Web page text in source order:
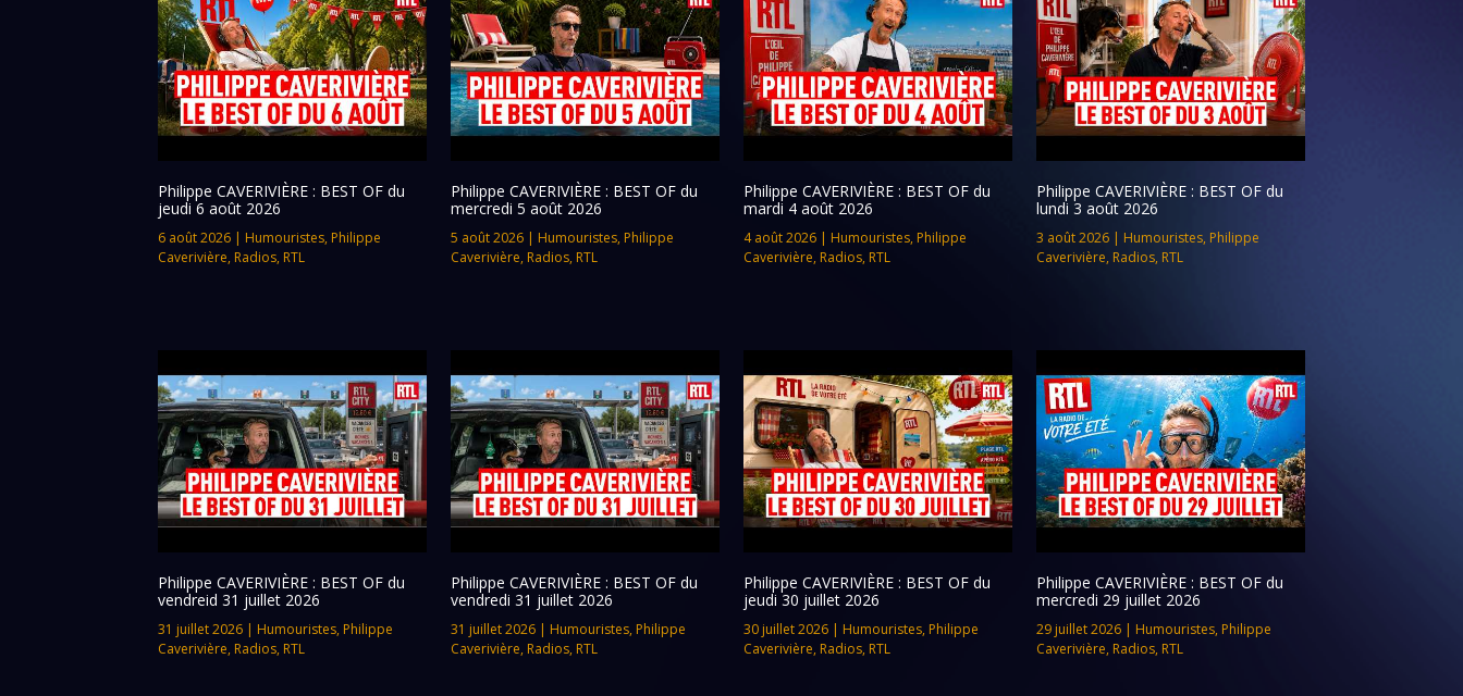
Philippe CAVERIVIÈRE : BEST OF du
jeudi 6 août 2026
6 août 2026 | Humouristes, Philippe
Caverivière, Radios, RTL
Philippe CAVERIVIÈRE : BEST OF du
mercredi 5 août 2026
5 août 2026| Humouristes, Philippe
Caverivière, Radios, RTL
Philippe CAVERIVIÈRE : BEST OF du
mardi 4 août 2026
4 août 2026| Humouristes, Philippe
Caverivière, Radios, RTL
Philippe CAVERIVIÈRE : BEST OF du
lundi 3 août 2026
3 août 2026| Humouristes, Philippe
Caverivière, Radios, RTL
Philippe CAVERIVIÈRE : BEST OF du
vendreid 31 juillet 2026
31 juillet 2026 | Humouristes, Philippe
Caverivière, Radios, RTL
Philippe CAVERIVIÈRE : BEST OF du
vendredi 31 juillet 2026
31 juillet 2026| Humouristes, Philippe
Caverivière, Radios, RTL
Philippe CAVERIVIÈRE : BEST OF du
jeudi 30 juillet 2026
30 juillet 2026| Humouristes, Philippe
Caverivière, Radios, RTL
Philippe CAVERIVIÈRE : BEST OF du
mercredi 29 juillet 2026
29 juillet 2026| Humouristes, Philippe
Caverivière, Radios, RTL